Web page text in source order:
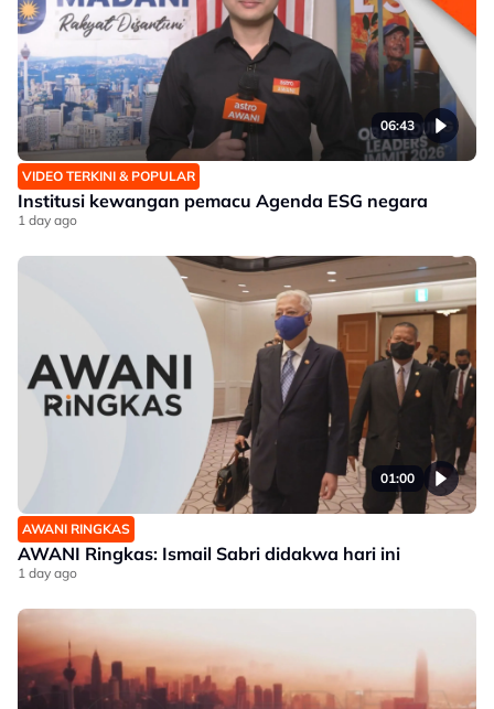
06:43
VIDEO TERKINI & POPULAR
Institusi kewangan pemacu Agenda ESG negara
1 day ago
01:00
AWANI RINGKAS
AWANI Ringkas: Ismail Sabri didakwa hari ini
1 day ago